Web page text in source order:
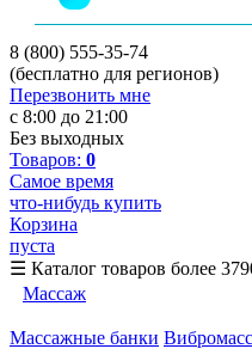
8 (800) 555-35-74
(бесплатно для регионов)
Перезвонить мне
с 8:00 до 21:00
Без выходных
Товаров: 0
Самое время
что-нибудь купить
Корзина
пуста
☰ Каталог товаров более
Массаж
Массажные банки